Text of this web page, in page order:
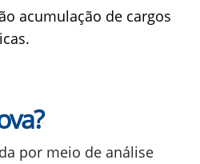
acumulação de cargos
por meio de análise